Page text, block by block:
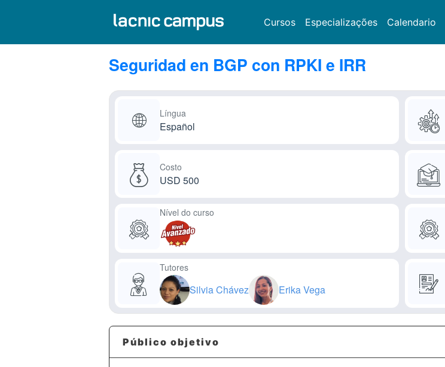
Cursos Especializações Calendario
Seguridad en BGP con RPKI e IRR
Língua
Español
Costo
USD 500
Nível do curso
Tutores
Silvia Chávez Erika Vega
Público objetivo